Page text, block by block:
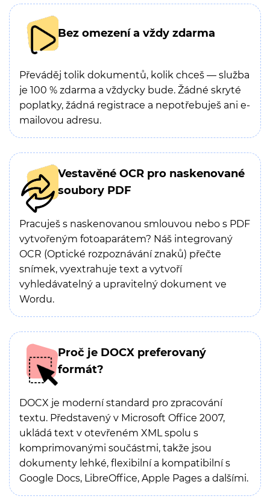
Bez omezení a vždy zdarma
Převáděj tolik dokumentů, kolik chceš — služba
je 100 % zdarma a vždycky bude. Žádné skryté
poplatky, žádná registrace a nepotřebuješ ani e-
mailovou adresu.
Vestavěné OCR pro naskenované
soubory PDF
Pracuješ s naskenovanou smlouvou nebo s PDF
vytvořeným fotoaparátem? Náš integrovaný
OCR (Optické rozpoznávání znaků) přečte
snímek, vyextrahuje text a vytvoří
vyhledávatelný a upravitelný dokument ve
Wordu.
Proč je DOCX preferovaný
formát?
DOCX je moderní standard pro zpracování
textu. Představený v Microsoft Office 2007,
ukládá text v otevřeném XML spolu s
komprimovanými součástmi, takže jsou
dokumenty lehké, flexibilní a kompatibilní s
Google Docs, LibreOffice, Apple Pages a dalšími.